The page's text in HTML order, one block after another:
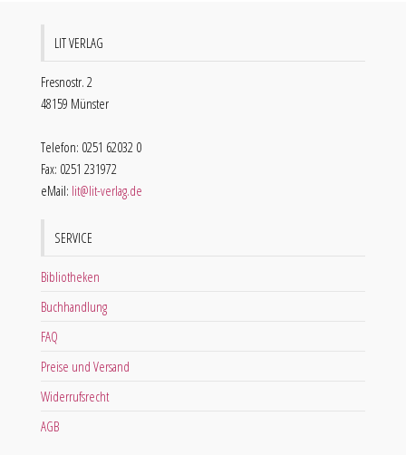
LIT VERLAG
Fresnostr. 2
48159 Münster
Telefon: 0251 62032 0
Fax: 0251 231972
eMail: lit@lit-verlag.de
SERVICE
Bibliotheken
Buchhandlung
FAQ
Preise und Versand
Widerrufsrecht
AGB